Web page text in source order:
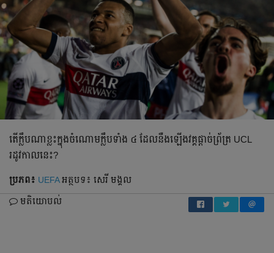
តើ​ក្លឹប​ណា​ខ្លះ​ក្នុង​ចំណោម​ក្លឹប​ទាំង ៤ ដែល​នឺង​ឡើង​វគ្គ​ផ្ដាច់​ព្រ័ត្រ UCL
រដូវ​កាល​នេះ?
ប្រភព៖ UEFAអត្ថបទ៖ សេរី មង្គល
មតិយោបល់